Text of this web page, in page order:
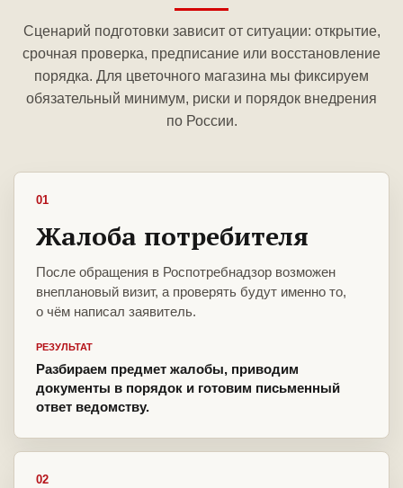
Сценарий подготовки зависит от ситуации: открытие,
срочная проверка, предписание или восстановление
порядка. Для цветочного магазина мы фиксируем
обязательный минимум, риски и порядок внедрения
по России.
01
Жалоба потребителя
После обращения в Роспотребнадзор возможен
внеплановый визит, а проверять будут именно то,
о чём написал заявитель.
РЕЗУЛЬТАТ
Разбираем предмет жалобы, приводим
документы в порядок и готовим письменный
ответ ведомству.
02